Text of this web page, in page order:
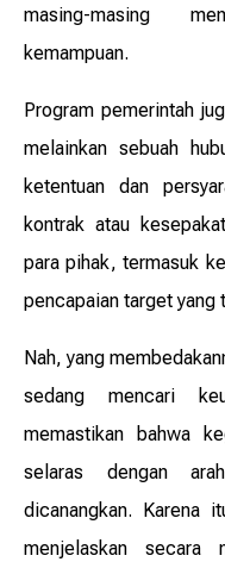
masing-masing
kemampuan.
Program pemerintah
melainkan sebuah
ketentuan dan
kontrak atau
para pihak, termasuk
pencapaian target yang
Nah, yang
sedang mencari
memastikan bahwa
selaras dengan
dicanangkan. Karena
menjelaskan secara